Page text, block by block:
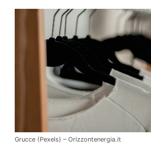
Grucce (Pexels) – Orizzontenergia.it